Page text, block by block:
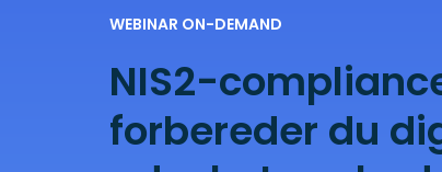
WEBINAR ON-DEMAND
NIS2-
forbereder du